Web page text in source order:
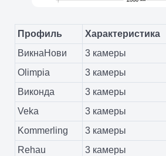
Профиль Характеристика
ВикнаНови
3 камеры
Olimpia
3 камеры
Виконда
3 камеры
Veka
3 камеры
Kommerling
3 камеры
Rehau
3 камеры